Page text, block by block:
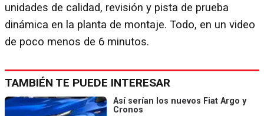
unidades de calidad, revisión y pista de prueba
dinámica en la planta de montaje. Todo, en un video
de poco menos de 6 minutos.
TAMBIÉN TE PUEDE INTERESAR
Así serían los nuevos Fiat Argo y
Cronos